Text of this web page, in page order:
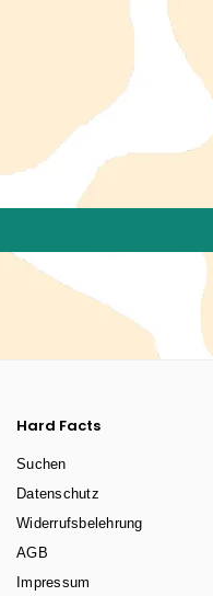
Hard Facts
Suchen
Datenschutz
Widerrufsbelehrung
AGB
Impressum